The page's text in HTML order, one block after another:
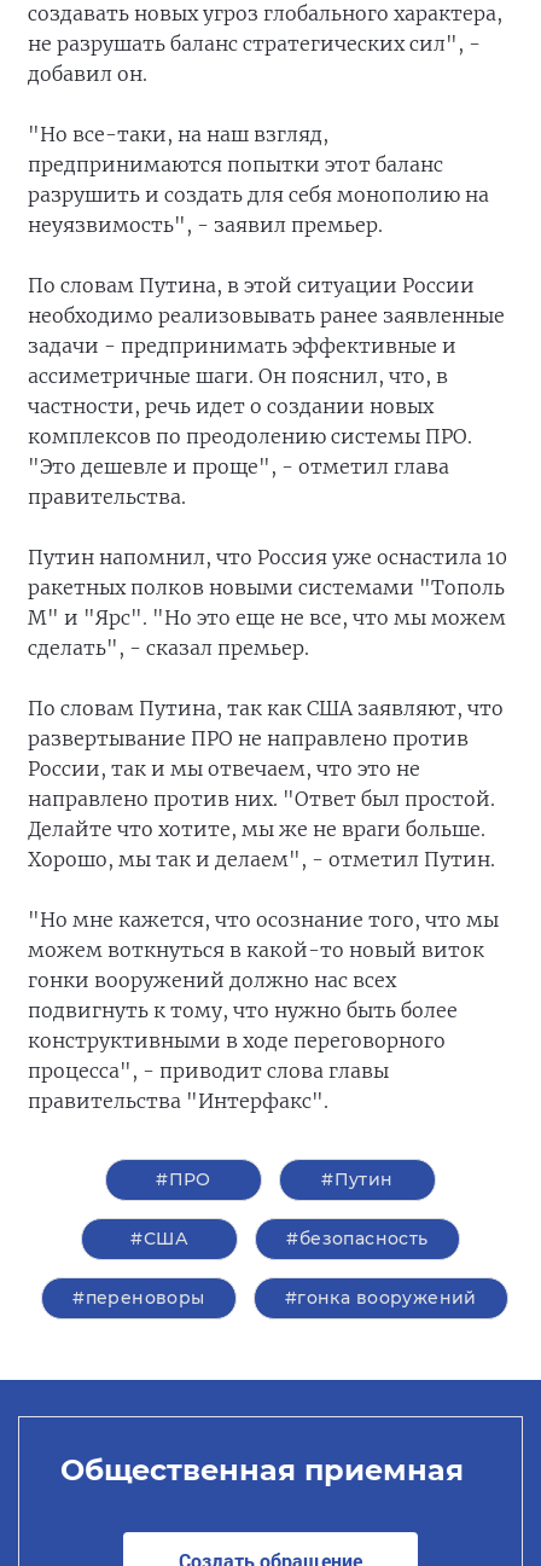
создавать новых угроз глобального характера,
не разрушать баланс стратегических сил", -
добавил он.
"Но все-таки, на наш взгляд,
предпринимаются попытки этот баланс
разрушить и создать для себя монополию на
неуязвимость", - заявил премьер.
По словам Путина, в этой ситуации России
необходимо реализовывать ранее заявленные
задачи - предпринимать эффективные и
ассиметричные шаги. Он пояснил, что, в
частности, речь идет о создании новых
комплексов по преодолению системы ПРО.
"Это дешевле и проще", - отметил глава
правительства.
Путин напомнил, что Россия уже оснастила 10
ракетных полков новыми системами "Тополь
М" и "Ярс". "Но это еще не все, что мы можем
сделать", - сказал премьер.
По словам Путина, так как США заявляют, что
развертывание ПРО не направлено против
России, так и мы отвечаем, что это не
направлено против них. "Ответ был простой.
Делайте что хотите, мы же не враги больше.
Хорошо, мы так и делаем", - отметил Путин.
"Но мне кажется, что осознание того, что мы
можем воткнуться в какой-то новый виток
гонки вооружений должно нас всех
подвигнуть к тому, что нужно быть более
конструктивными в ходе переговорного
процесса", - приводит слова главы
правительства "Интерфакс".
#ПРО #Путин
#США #безопасность
#переноворы #гонка вооружений
Общественная приемная
Создать обращение